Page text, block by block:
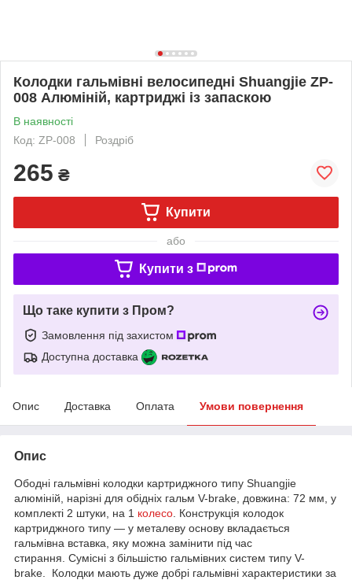
Колодки гальмівні велосипедні Shuangjie ZP-
008 Алюміній, картриджі із запаскою
В наявності
Код: ZP-008
Роздріб
265 ₴
Купити
або
Купити з
Що таке купити з Пром?
Замовлення під захистом
Доступна доставка
Опис Доставка Оплата Умови повернення
Опис
Ободні гальмівні колодки картриджного типу Shuangjie
алюміній, нарізні для обідніх гальм V-brake, довжина: 72 мм, у
комплекті 2 штуки, на 1 колесо . Конструкція колодок
картриджного типу — у металеву основу вкладається
гальмівна вставка, яку можна замінити під час
стирання. Сумісні з більшістю гальмівних систем типу V-
brake. Колодки мають дуже добрі гальмівні характеристики за